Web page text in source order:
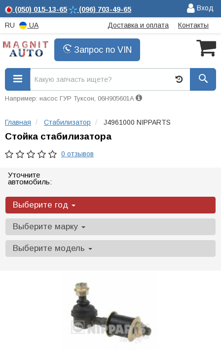
(050) 015-13-65 (096) 703-49-65 Вход
RU UA Доставка и оплата Контакты
Запрос по VIN
Например: насос ГУР Туксон, 06H905601A
Главная Стабилизатор J4961000 NIPPARTS
Стойка стабилизатора
0 отзывов
Уточните
автомобиль:
Выберите год
Выберите марку
Выберите модель